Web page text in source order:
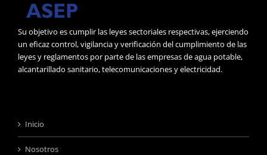
Su objetivo es cumplir las leyes sectoriales respectivas, ejerciendo
un eficaz control, vigilancia y verificación del cumplimiento de las
leyes y reglamentos por parte de las empresas de agua potable,
alcantarillado sanitario, telecomunicaciones y electricidad.
Inicio
Nosotros